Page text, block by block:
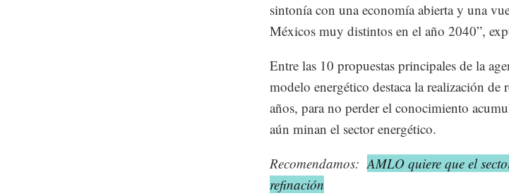
sintonía con una economía abierta y una
Méxicos muy distintos en el año 2040”,
Entre las 10 propuestas principales de la
modelo energético destaca la realización
años, para no perder el conocimiento
aún minan el sector energético.
Recomendamos: AMLO quiere que el
refinación